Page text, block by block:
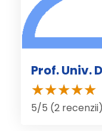
Prof. Univ.
5/5 (2 recenzii)